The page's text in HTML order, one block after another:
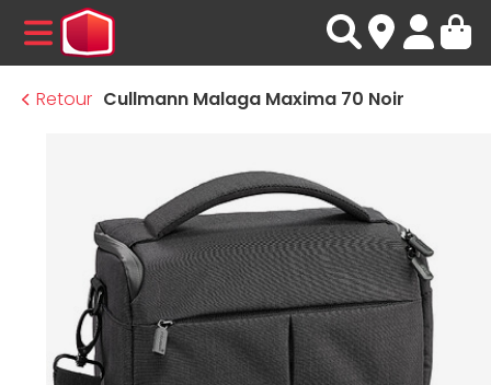
MENU
Retour Cullmann Malaga Maxima 70 Noir